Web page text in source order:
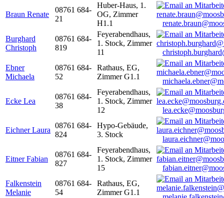
Braun Renate
08761 684-
21
Huber-Haus, 1.
OG, Zimmer
H1.1
Burghard
Christoph
08761 684-
819
Feyerabendhaus,
1. Stock, Zimmer
11
Ebner
Michaela
08761 684-
52
Rathaus, EG,
Zimmer G1.1
Ecke Lea
08761 684-
38
Feyerabendhaus,
1. Stock, Zimmer
12
Eichner Laura
08761 684-
824
Hypo-Gebäude,
3. Stock
Eitner Fabian
08761 684-
827
Feyerabendhaus,
1. Stock, Zimmer
15
Falkenstein
Melanie
08761 684-
54
Rathaus, EG,
Zimmer G1.1